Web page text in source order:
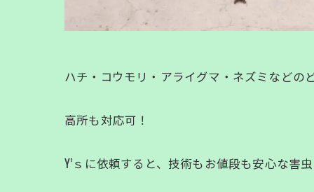
ハチ・コウモリ・アライグマ・ネズミなどの
高所も対応可！
Y’ｓに依頼すると、技術もお値段も安心な害